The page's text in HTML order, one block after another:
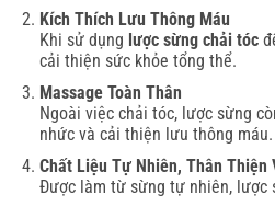
Kích Thích Lưu Thông Máu
Khi sử dụng lược sừng chải tóc
cải thiện sức khỏe tổng thể.
Massage Toàn Thân
Ngoài việc chải tóc, lược sừng
nhức và cải thiện lưu thông máu.
Chất Liệu Tự Nhiên, Thân Thiện
Được làm từ sừng tự nhiên, lược